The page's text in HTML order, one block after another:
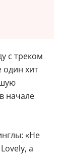
с треком
один хит
начале
«Не
а